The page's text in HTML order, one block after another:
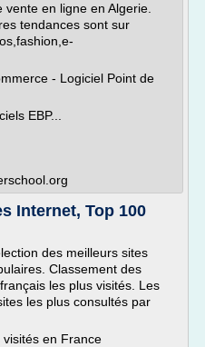
en ligne en Algerie.
tendances sont sur
- Logiciel Point de
EBP...
Internet, Top 100
des meilleurs sites
Classement des
les plus visités. Les
les plus consultés par
en France